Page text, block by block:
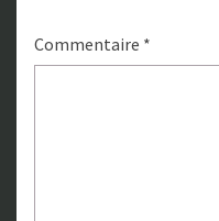
Commentaire *